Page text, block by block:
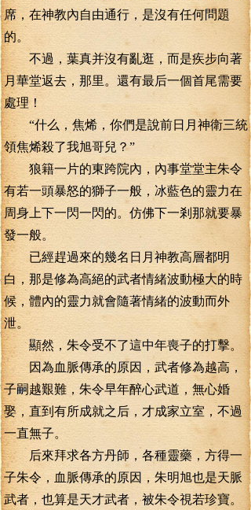
席，在神教內自由通行，是沒有任何問題
的。
不過，葉真并沒有亂逛，而是疾步向著
月華堂返去，那里。還有最后一個首尾需要
處理！
“什么，焦烯，你們是說前日月神衛三統
領焦烯殺了我旭哥兒？”
狼籍一片的東跨院內，內事堂堂主朱令
有若一頭暴怒的獅子一般，冰藍色的靈力在
周身上下一閃一閃的。仿佛下一剎那就要暴
發一般。
已經趕過來的幾名日月神教高層都明
白，那是修為高絕的武者情緒波動極大的時
候，體內的靈力就會隨著情緒的波動而外
泄。
顯然，朱令受不了這中年喪子的打擊。
因為血脈傳承的原因，武者修為越高，
子嗣越艱難，朱令早年醉心武道，無心婚
娶，直到有所成就之后，才成家立室，不過
一直無子。
后來拜求各方丹師，各種靈藥，方得一
子朱令，血脈傳承的原因，朱明旭也是天脈
武者，也算是天才武者，被朱令視若珍寶。